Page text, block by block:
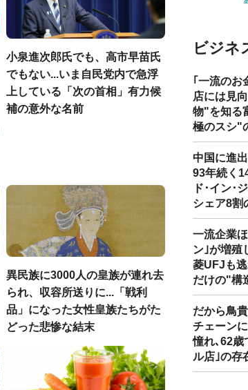
小泉進次郎氏でも、高市早苗氏
でもない...いま自民党内で急浮
上している「次の首相」有力候
補の意外な名前
異民族に3000人の皇族が連れ去
られ、収容所送りに...「戦利
品」になった女性皇族たちがた
どった悲惨な結末
ビジネ
｢一流のお
店には見
物"を知る
極のスシ"
中国に進
93年続く
ド･イン･
シェア8割
一流企業
ン｣が増
菱UFJも
だけの"構
だから鳥
チェーン
憧れ､62歳
ル店｣の存